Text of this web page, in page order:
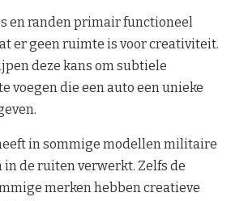
en randen primair functioneel
er geen ruimte is voor creativiteit.
deze kans om subtiele
voegen die een auto een unieke
in sommige modellen militaire
de ruiten verwerkt. Zelfs de
merken hebben creatieve